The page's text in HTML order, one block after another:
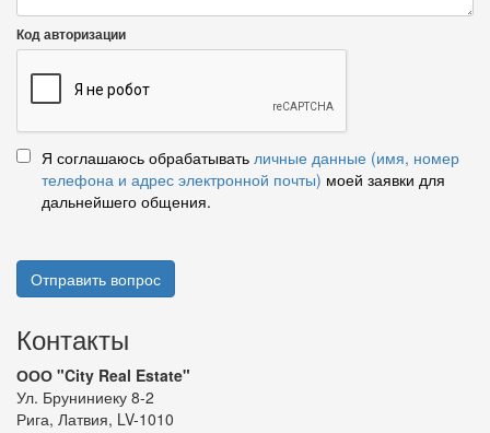
Код авторизации
Я соглашаюсь обрабатывать личные данные (имя, номер
телефона и адрес электронной почты) моей заявки для
дальнейшего общения.
Отправить вопрос
Контакты
ООО "City Real Estate"
Ул. Бруниниеку 8-2
Рига, Латвия, LV-1010